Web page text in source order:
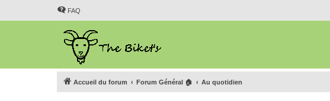
FAQ
Accueil du forum Forum Général 🏠 Au quotidien